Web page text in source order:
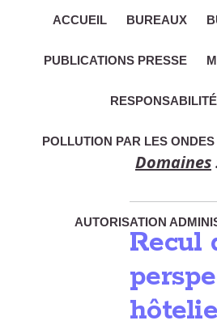
ACCUEIL BUREAUX
PUBLICATIONS PRESSE
POLLUTION PAR LES ONDES
AUTORISATION
Domaines
Recul